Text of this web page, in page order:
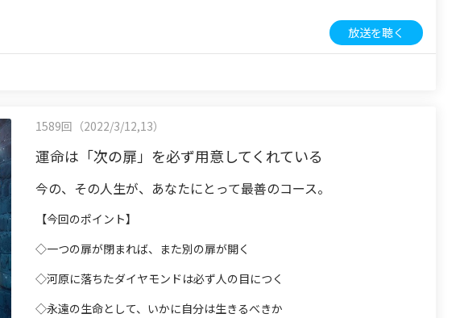
放送を聴く
1589回（2022/3/12,13）
運命は「次の扉」を必ず用意してくれている
今の、その人生が、あなたにとって最善のコース。
【今回のポイント】
◇一つの扉が閉まれば、また別の扉が開く
◇河原に落ちたダイヤモンドは必ず人の目につく
◇永遠の生命として、いかに自分は生きるべきか